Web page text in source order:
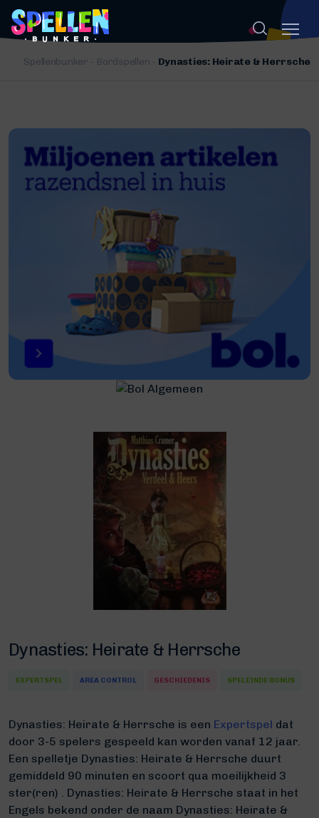
Spellenbunker - Bordspellen - Dynasties: Heirate & Herrsche
Dynasties: Heirate & Herrsche
EXPERTSPEL AREA CONTROL GESCHIEDENIS SPELEINDE BONUS
Dynasties: Heirate & Herrsche is een Expertspel dat
door 3-5 spelers gespeeld kan worden vanaf 12 jaar.
Een spelletje Dynasties: Heirate & Herrsche duurt
gemiddeld 90 minuten en scoort qua moeilijkheid 3
ster(ren) . Dynasties: Heirate & Herrsche staat in het
Engels bekend onder de naam Dynasties: Heirate &